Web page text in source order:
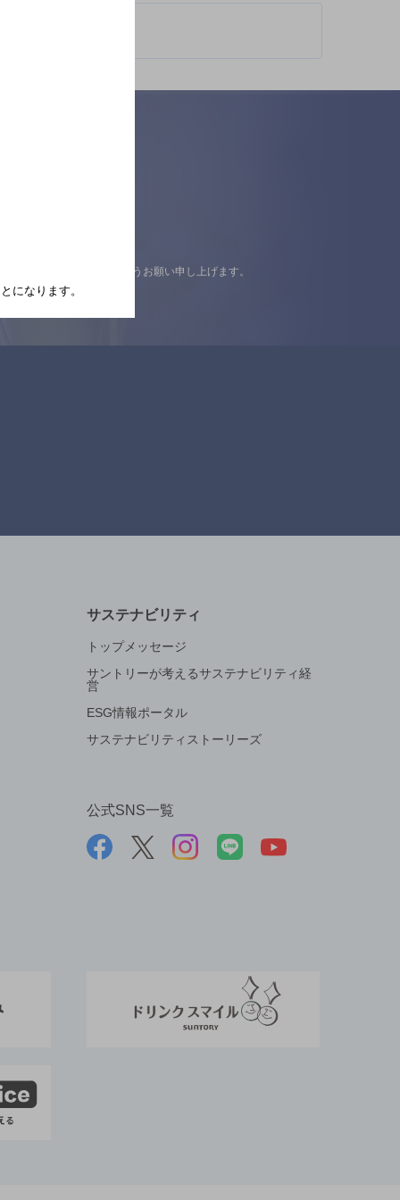
の上ご来店くださいますようお願い申し上げます。
サステナビリティ
トップメッセージ
サントリーが考えるサステナビリティ経
営
ESG情報ポータル
サステナビリティストーリーズ
公式SNS一覧
になります。